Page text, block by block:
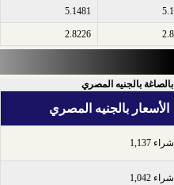
5.1481
2.8226
بالجنيه المصري
الأسعار بالجنيه المصري